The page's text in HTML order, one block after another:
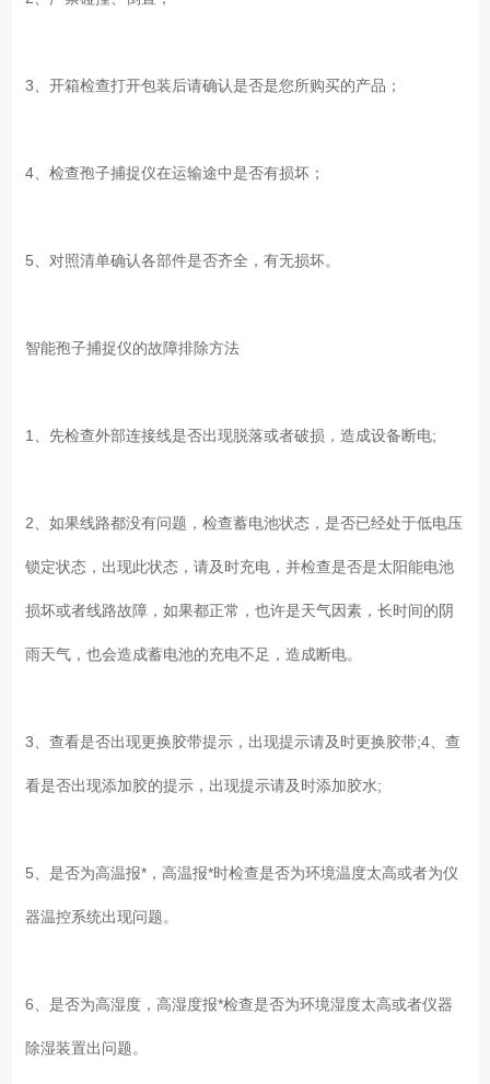
3、开箱检查打开包装后请确认是否是您所购买的产品；
4、检查孢子捕捉仪在运输途中是否有损坏；
5、对照清单确认各部件是否齐全，有无损坏。
智能孢子捕捉仪的故障排除方法
1、先检查外部连接线是否出现脱落或者破损，造成设备断电;
2、如果线路都没有问题，检查蓄电池状态，是否已经处于低电压
锁定状态，出现此状态，请及时充电，并检查是否是太阳能电池
损坏或者线路故障，如果都正常，也许是天气因素，长时间的阴
雨天气，也会造成蓄电池的充电不足，造成断电。
3、查看是否出现更换胶带提示，出现提示请及时更换胶带;4、查
看是否出现添加胶的提示，出现提示请及时添加胶水;
5、是否为高温报*，高温报*时检查是否为环境温度太高或者为仪
器温控系统出现问题。
6、是否为高湿度，高湿度报*检查是否为环境湿度太高或者仪器
除湿装置出问题。